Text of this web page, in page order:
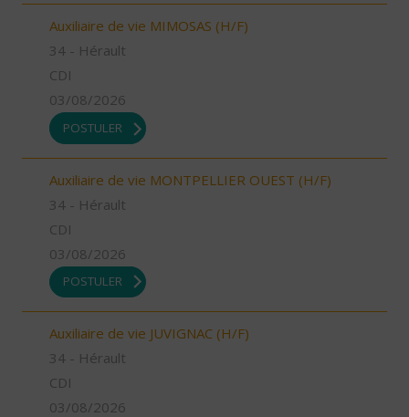
Auxiliaire de vie MIMOSAS (H/F)
34 - Hérault
CDI
03/08/2026
POSTULER
Auxiliaire de vie MONTPELLIER OUEST (H/F)
34 - Hérault
CDI
03/08/2026
POSTULER
Auxiliaire de vie JUVIGNAC (H/F)
34 - Hérault
CDI
03/08/2026